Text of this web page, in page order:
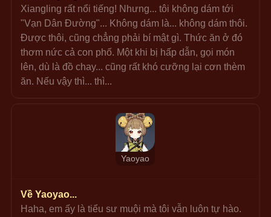
Xiangling rất nổi tiếng! Nhưng... tôi không dám tới
"Vạn Dân Đường"... Không dám là... không dám thôi.
Được thôi, cũng chẳng phải bí mật gì. Thức ăn ở đó
thơm nức cả con phố. Một khi bị hấp dẫn, gọi món
lên, dù là đồ chay... cũng rất khó cưỡng lại cơn thèm
ăn. Nếu vậy thì... thì...
Yaoyao
Về Yaoyao...
Haha, em ấy là tiểu sư muội mà tôi vẫn luôn tự hào.